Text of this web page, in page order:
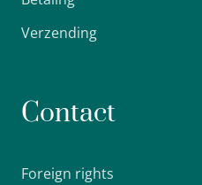
Verzending
Contact
Foreign rights